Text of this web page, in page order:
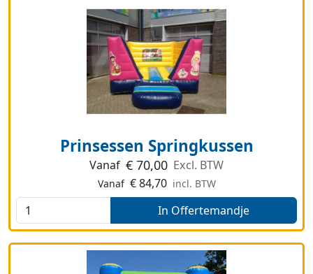
Prinsessen Springkussen
Vanaf € 70,00 Excl. BTW
Vanaf € 84,70 incl. BTW
In Offertemandje